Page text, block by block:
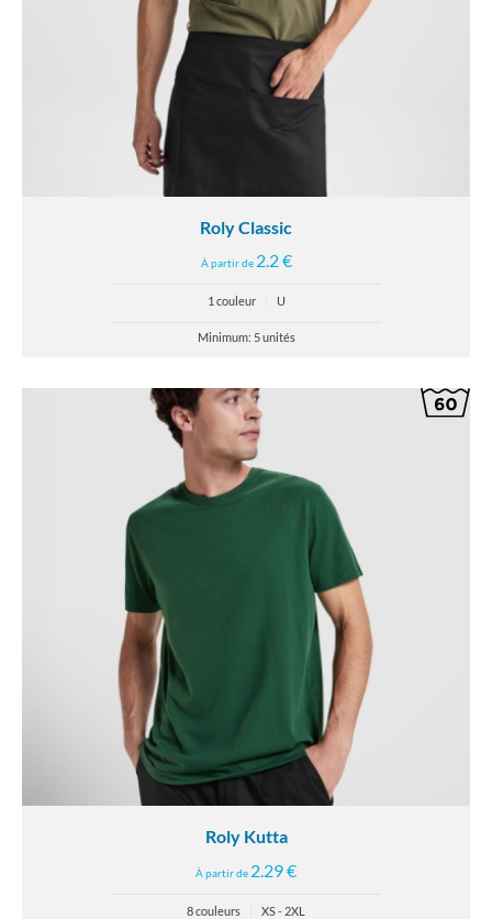
Roly Classic
À partir de 2.2 €
1 couleur U
Minimum: 5 unités
Roly Kutta
À partir de 2.29 €
8 couleurs XS - 2XL